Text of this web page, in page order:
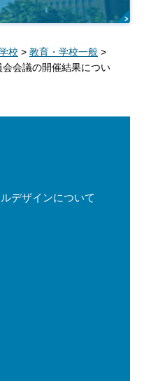
校 > 教育・学校一般 >
会議の開催結果につい
デザインについて